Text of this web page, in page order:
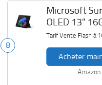
8
Microsoft
OLED 13"
Tarif Vente Flash à
Acheter